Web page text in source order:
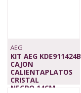
AEG
KIT AEG KDE911424B
CAJON
CALIENTAPLATOS
CRISTAL
NEGRO,14CM